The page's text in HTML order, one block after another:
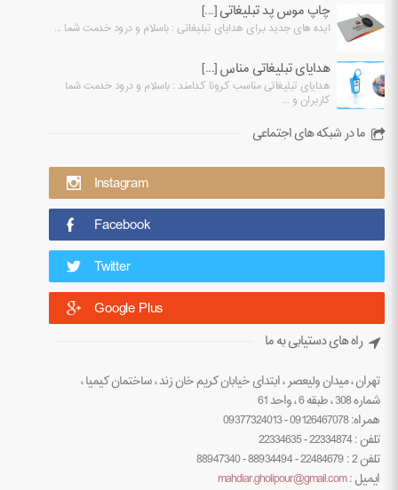
چاپ موس پد تبلیغاتی [...]
ایده های جدید برای هدایای تبلیغاتی : باسلام و درود خدمت شما ...
هدایای تبلیغاتی مناس [...]
هدایای تبلیغاتی مناسب کرونا کدامند : باسلام و درود خدمت شما
کاربران و ...
ما در شبکه های اجتماعی
Instagram
Facebook
Twitter
Google Plus
راه های دستیابی به ما
تهران ، میدان ولیعصر ، ابتدای خیابان کریم خان زند ، ساختمان کیمیا ،
شماره 308 ، طبقه 6 ، واحد 61
همراه: 09126467078 - 09377324013
تلفن : 22334874 - 22334635
تلفن 2 : 22484679 - 88934494 - 88947340
ایمیل :mahdiar.gholipour@gmail.com